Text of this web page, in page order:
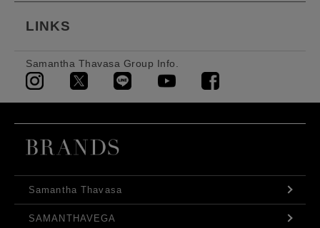
LINKS
Samantha Thavasa Group Info.
Samantha Thavasa
SAMANTHAVEGA